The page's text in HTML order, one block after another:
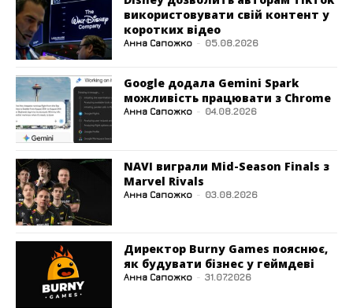
використовувати свій контент у
коротких відео
Анна Сапожко - 05.08.2026
Google додала Gemini Spark
можливість працювати з Chrome
Анна Сапожко - 04.08.2026
NAVI виграли Mid-Season Finals з
Marvel Rivals
Анна Сапожко - 03.08.2026
Директор Burny Games пояснює,
як будувати бізнес у геймдеві
Анна Сапожко - 31.07.2026